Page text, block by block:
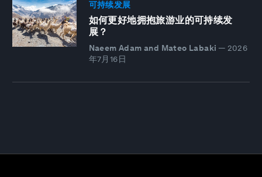
可持续发展
如何更好地拥抱旅游业的可持续发
展？
Naeem Adam and Mateo Labaki — 2026
年7月16日